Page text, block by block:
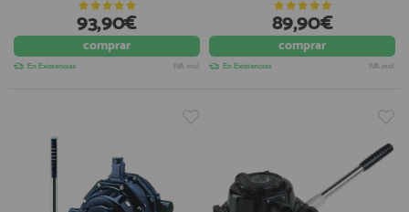
93,90€
comprar
En Existencias IVA incl.
89,90€
comprar
En Existencias IVA incl.